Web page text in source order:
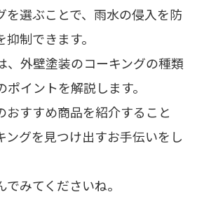
を選ぶことで、雨水の侵入を防
制できます。
、外壁塗装のコーキングの種類
イントを解説します。
おすすめ商品を紹介すること
ングを見つけ出すお手伝いをし
みてくださいね。